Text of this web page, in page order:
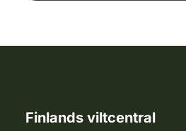
Finlands viltcentral